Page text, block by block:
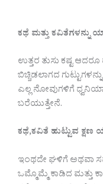
ಕಥೆ ಮತ್ತು ಕವಿತೆಗಳನ್ನು
ಉತ್ತರ ತುಸು ಕಷ್ಟ
ಬಿಚ್ಚಿಡಲಾಗದ
ಎಲ್ಲ ನೋವುಗಳಿಗೆ
ಬರೆಯುತ್ತೇನೆ.
ಕಥೆ,ಕವಿತೆ ಹುಟ್ಟುವ ಕ್ಷಣ
ಇಂಥದೇ ಘಳಿಗೆ ಅಥವಾ
ಒಮ್ಮೊಮ್ಮೆ ಕಾಡಿದ ಮತ್ತು